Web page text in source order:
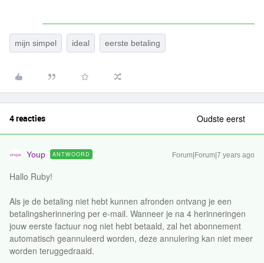
mijn simpel ideal eerste betaling
4 reacties Oudste eerst
Youp ANTWOORD Forum|Forum|7 years ago
Hallo Ruby!
Als je de betaling niet hebt kunnen afronden ontvang je een
betalingsherinnering per e-mail. Wanneer je na 4 herinneringen
jouw eerste factuur nog niet hebt betaald, zal het abonnement
automatisch geannuleerd worden, deze annulering kan niet meer
worden teruggedraaid.